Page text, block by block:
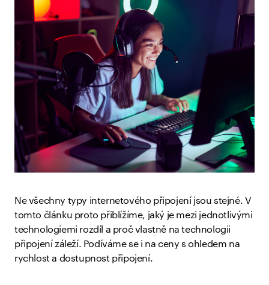
Ne všechny typy internetového připojení jsou stejné. V
tomto článku proto přiblížíme, jaký je mezi jednotlivými
technologiemi rozdíl a proč vlastně na technologii
připojení záleží. Podíváme se i na ceny s ohledem na
rychlost a dostupnost připojení.